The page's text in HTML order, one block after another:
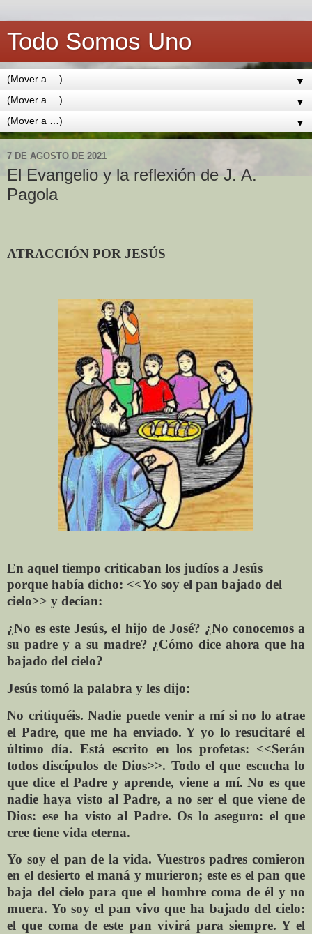
Todo Somos Uno
▼
▼
▼
7 DE AGOSTO DE 2021
El Evangelio y la reflexión de J. A.
Pagola
ATRACCIÓN POR JESÚS
En aquel tiempo criticaban los judíos a Jesús
porque había dicho: <<Yo soy el pan bajado del
cielo>> y decían:
¿No es este Jesús, el hijo de José? ¿No conocemos a
su padre y a su madre? ¿Cómo dice ahora que ha
bajado del cielo?
Jesús tomó la palabra y les dijo:
No critiquéis. Nadie puede venir a mí si no lo atrae
el Padre, que me ha enviado. Y yo lo resucitaré el
últimodía. Está escrito en los profetas: <<Serán
todosdiscípulos de Dios>>. Todo el que escucha lo
que dice elPadre y aprende, viene a mí. No es que
nadie haya visto al Padre, a no ser el que viene de
Dios: ese ha visto al Padre. Os lo aseguro: el que
cree tiene vida eterna.
Yo soy el pan de la vida. Vuestros padres comieron
en eldesierto el maná y murieron; este es el pan que
baja delcielo para que el hombre coma de él y no
muera. Yo soyel pan vivo que ha bajado del cielo:
el que coma de este pan vivirá para siempre. Y el